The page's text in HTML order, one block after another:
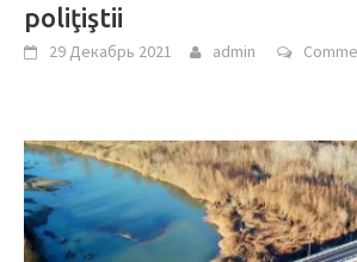
poliţiştii
29 Декабрь 2021 admin